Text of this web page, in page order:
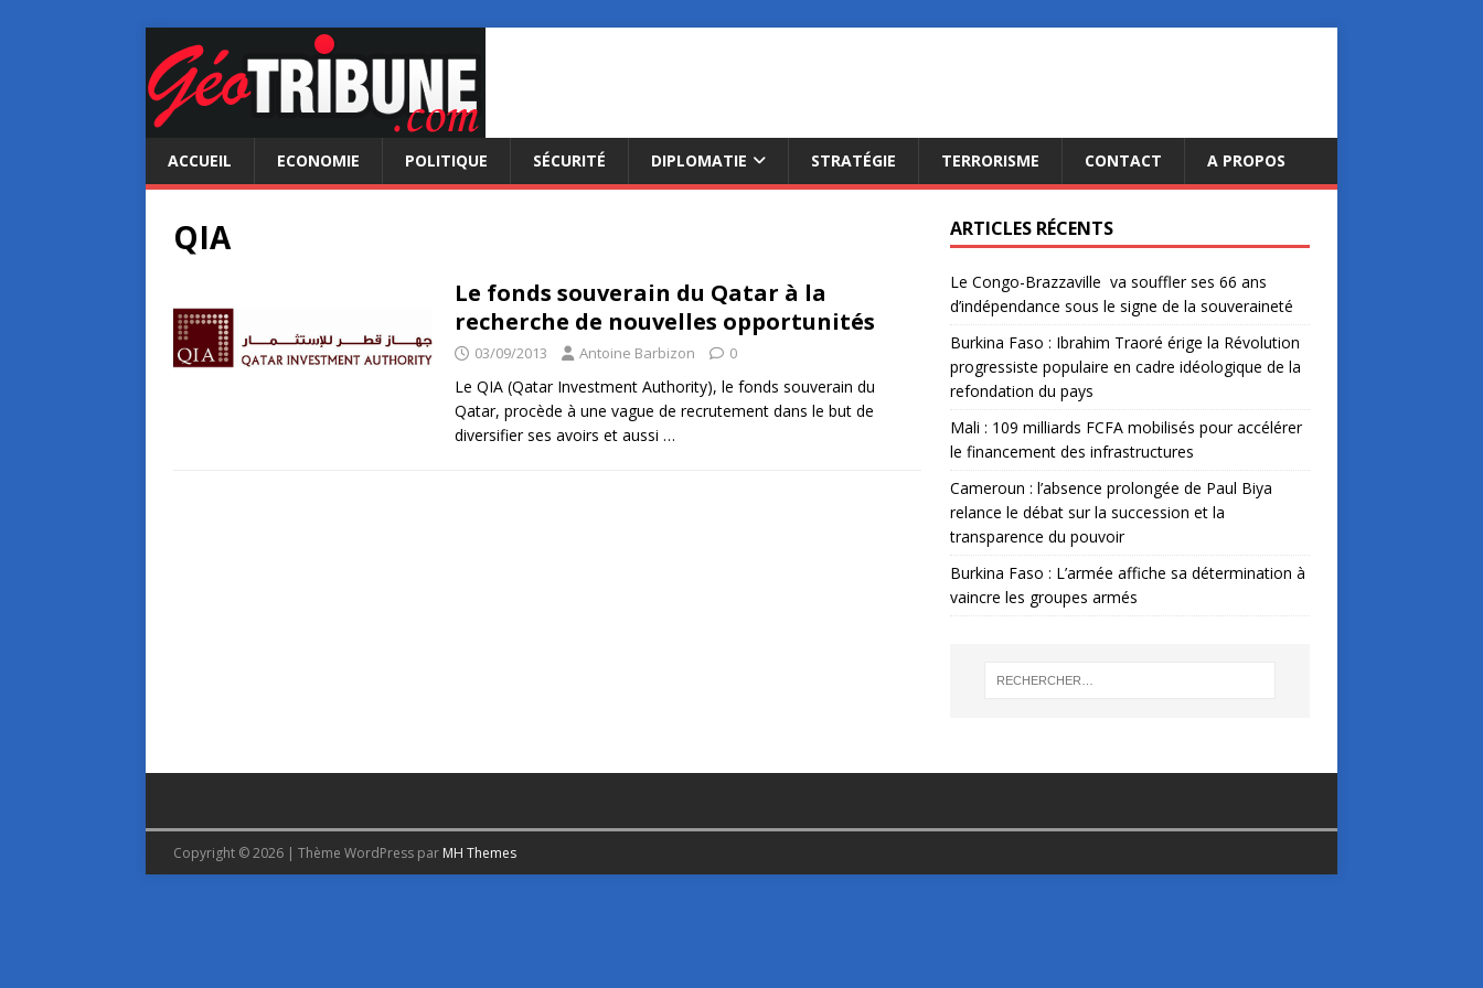
ACCUEIL ECONOMIE POLITIQUE SÉCURITÉ DIPLOMATIE STRATÉGIE TERRORISME CONTACT A PROPOS
QIA
Le fonds souverain du Qatar à la
recherche de nouvelles opportunités
03/09/2013 Antoine Barbizon 0
Le QIA (Qatar Investment Authority), le fonds souverain du
Qatar, procède à une vague de recrutement dans le but de
diversifier ses avoirs et aussi …
ARTICLES RÉCENTS
Le Congo-Brazzaville va souffler ses 66 ans
d’indépendance sous le signe de la souveraineté
Burkina Faso : Ibrahim Traoré érige la Révolution
progressiste populaire en cadre idéologique de la
refondation du pays
Mali : 109 milliards FCFA mobilisés pour accélérer
le financement des infrastructures
Cameroun : l’absence prolongée de Paul Biya
relance le débat sur la succession et la
transparence du pouvoir
Burkina Faso : L’armée affiche sa détermination à
vaincre les groupes armés
Copyright © 2026 | Thème WordPress par MH Themes